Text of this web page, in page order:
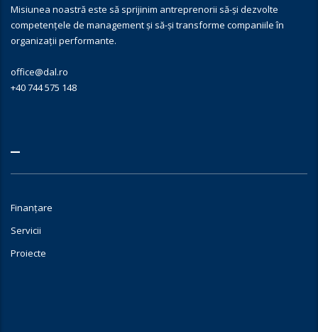
Misiunea noastră este să sprijinim antreprenorii să-și dezvolte
competențele de management și să-și transforme companiile în
organizații performante.
office@dal.ro
+40 744 575 148
–
Finanțare
Servicii
Proiecte